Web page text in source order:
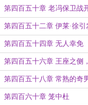
第四百五十章 老冯保卫战
第四百五十二章 伊莱·徐引
案
第四百五十四章 无人幸免
第四百五十六章 王座之侧
人安睡
第四百五十八章 常熟的奇
第四百六十章 笼中杜